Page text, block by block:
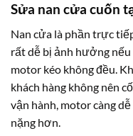
Sửa nan cửa cuốn
Nan cửa là phần trực
rất dễ bị ảnh hưởng nếu
motor kéo không đều.
khách hàng không nên
vận hành, motor càng
nặng hơn.